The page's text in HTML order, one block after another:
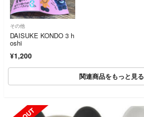
その他
DAISUKE KONDO 3 h
oshi
¥1,200
関連商品をもっと見る
SOLD OUT